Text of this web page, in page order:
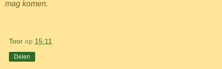
mag komen.
Toor op 15:11
Delen